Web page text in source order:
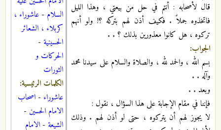
السلام - عاشوراء ،
كربلاء ، الشعائر
الحسينية -
الحركات و
الثورات
الكلمات الرئيسية:
عاشوراء - اصحاب
الامام الحسين -
الشيعة - الامام
قال لأصحابه : أنتم في حل من بيعتي ، وهذا الليل
فاتخذوه جملاً . فكيف أذن لهم بتركه ؟! ولو أنهم
تركوه ، هل كانوا معذورين بذلك ؟ . .
الجواب:
بسم الله ، والحمد لله ، والصلاة والسلام على سيدنا محمد
وآله . .
وبعد . .
فإننا في مقام الإجابة على هذا السؤال ، نقول :
لا يجوز لهم أن يتركوه ، حتى لو أذن لهم . وذلك